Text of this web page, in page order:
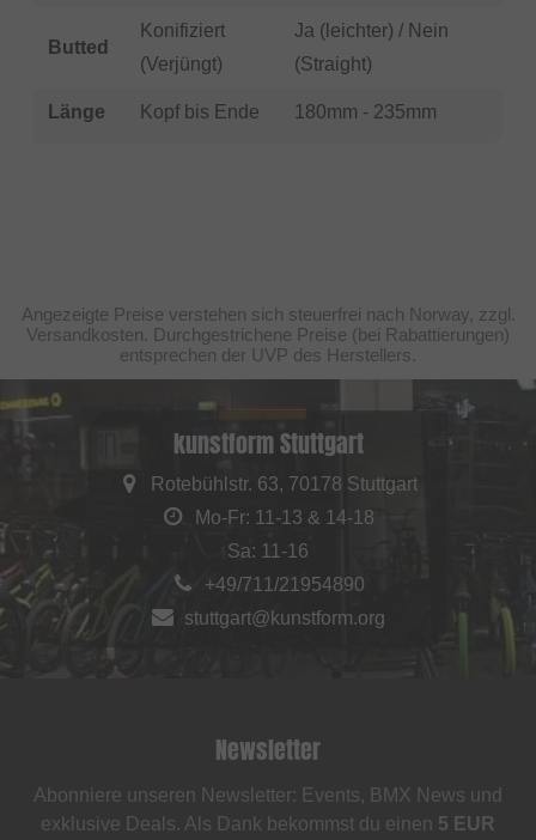
Butted
Konifiziert
(Verjüngt)
Ja (leichter) / Nein
(Straight)
Länge Kopf bis Ende 180mm - 235mm
Angezeigte Preise verstehen sich steuerfrei nach Norway, zzgl.
Versandkosten. Durchgestrichene Preise (bei Rabattierungen)
entsprechen der UVP des Herstellers.
kunstform Stuttgart
Rotebühlstr. 63, 70178 Stuttgart
Mo-Fr: 11-13 & 14-18
Sa: 11-16
+49/711/21954890
stuttgart@kunstform.org
Newsletter
Abonniere unseren Newsletter: Events, BMX News und
exklusive Deals. Als Dank bekommst du einen 5 EUR